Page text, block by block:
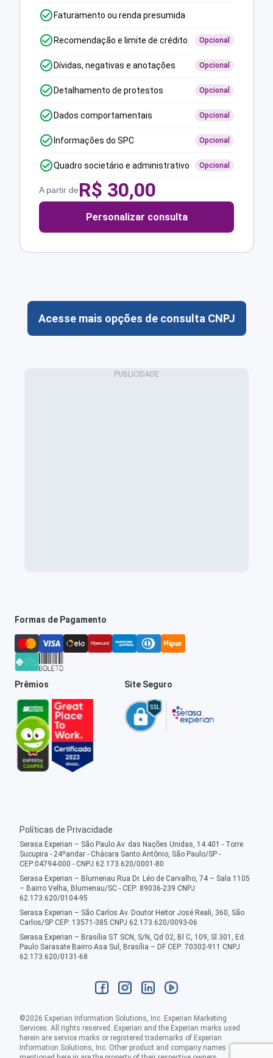
Faturamento ou renda presumida
Recomendação e limite de crédito Opcional
Dívidas, negativas e anotações Opcional
Detalhamento de protestos Opcional
Dados comportamentais Opcional
Informações do SPC Opcional
Quadro societário e administrativo Opcional
A partir deR$ 30,00
Personalizar consulta
Acesse mais opções de consulta CNPJ
Formas de Pagamento
Prêmios Site Seguro
Políticas de Privacidade
Serasa Experian – São Paulo Av. das Nações Unidas, 14.401 - Torre
Sucupira - 24ºandar - Chácara Santo Antônio, São Paulo/SP -
CEP:04794-000 - CNPJ 62.173.620/0001-80
Serasa Experian – Blumenau Rua Dr. Léo de Carvalho, 74 – Sala 1105
– Bairro Velha, Blumenau/SC - CEP: 89036-239 CNPJ
62.173.620/0104-95
Serasa Experian – São Carlos Av. Doutor Heitor José Reali, 360, São
Carlos/SP CEP: 13571-385 CNPJ 62.173.620/0093-06
Serasa Experian – Brasília ST SCN, S/N, Qd 02, Bl C, 109, Sl 301, Ed.
Paulo Sarasate Bairro Asa Sul, Brasília – DF CEP: 70302-911 CNPJ
62.173.620/0131-68
©2026 Experian Information Solutions, Inc. Experian Marketing
Services. All rights reserved. Experian and the Experian marks used
herein are service marks or registered trademarks of Experian
Information Solutions, Inc. Other product and company names